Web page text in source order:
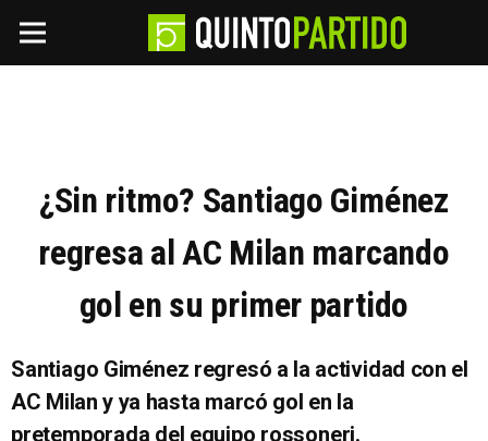
¿Sin ritmo? Santiago Giménez
regresa al AC Milan marcando
gol en su primer partido
Santiago Giménez regresó a la actividad con el
AC Milan y ya hasta marcó gol en la
pretemporada del equipo rossoneri.